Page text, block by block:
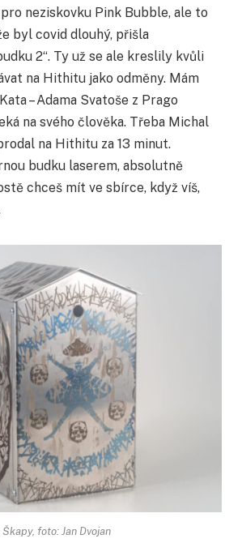
neziskovku Pink Bubble, ale to
byl covid dlouhý, přišla
2“. Ty už se ale kreslily kvůli
na Hithitu jako odměny. Mám
– Adama Svatoše z Prago
na svého člověka. Třeba Michal
na Hithitu za 13 minut.
budku laserem, absolutně
chceš mít ve sbírce, když víš,
foto: Jan Dvojan